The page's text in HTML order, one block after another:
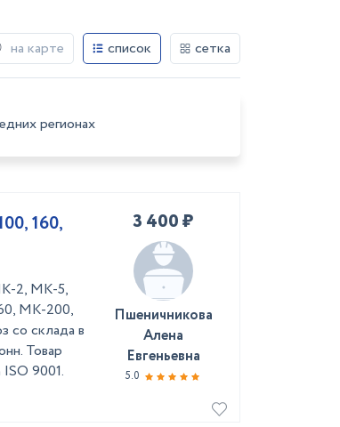
на карте список сетка
регионах
160,
2, МК-5,
МК-200,
со склада в
Товар
9001.
3 400 ₽
Пшеничникова
Алена
Евгеньевна
5.0